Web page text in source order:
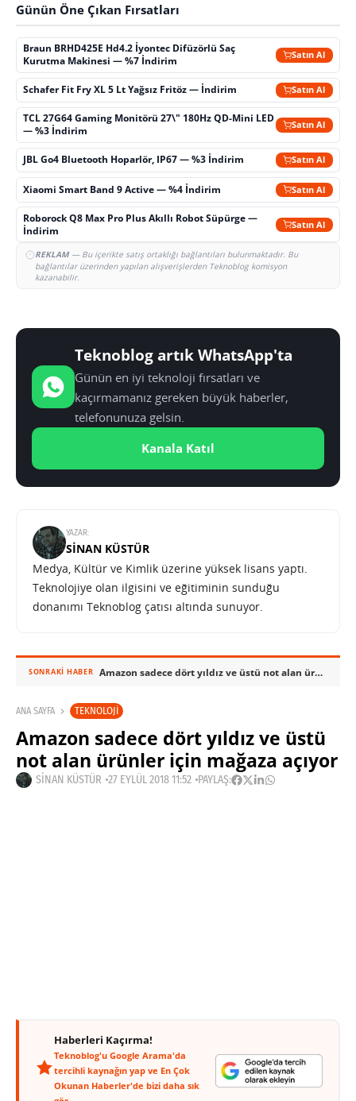
Günün Öne Çıkan Fırsatları
Braun BRHD425E Hd4.2 İyontec Difüzörlü Saç
Kurutma Makinesi — %7 İndirim
Satın Al
Schafer Fit Fry XL 5 Lt Yağsız Fritöz — İndirim Satın Al
TCL 27G64 Gaming Monitörü 27\" 180Hz QD-Mini LED
— %3 İndirim
Satın Al
JBL Go4 Bluetooth Hoparlör, IP67 — %3 İndirim Satın Al
Xiaomi Smart Band 9 Active — %4 İndirim Satın Al
Roborock Q8 Max Pro Plus Akıllı Robot Süpürge —
İndirim
Satın Al
REKLAM— Bu içerikte satış ortaklığı bağlantıları bulunmaktadır. Bu
bağlantılar üzerinden yapılan alışverişlerden Teknoblog komisyon
kazanabilir.
Teknoblog artık WhatsApp'ta
Günün en iyi teknoloji fırsatları ve
kaçırmamanız gereken büyük haberler,
telefonunuza gelsin.
Kanala Katıl
YAZAR:
SINAN KÜSTÜR
Medya, Kültür ve Kimlik üzerine yüksek lisans yaptı.
Teknolojiye olan ilgisini ve eğitiminin sunduğu
donanımı Teknoblog çatısı altında sunuyor.
SONRAKI HABER Amazon sadece dört yıldız ve üstü not alan ürünler için mağaza açıyor
ANA SAYFA TEKNOLOJI
Amazon sadece dört yıldız ve üstü
not alan ürünler için mağaza açıyor
SINAN KÜSTÜR 27 EYLÜL 2018 11:52 PAYLAŞ:
Haberleri Kaçırma!
Teknoblog'u Google Arama'da
tercihli kaynağın yap ve En Çok
Okunan Haberler'de bizi daha sık